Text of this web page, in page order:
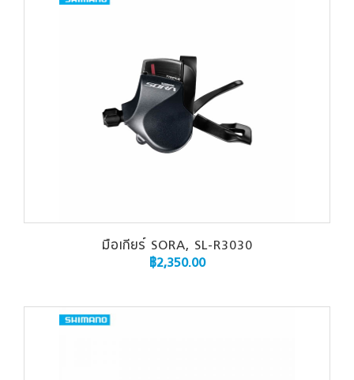
มือเกียร์ SORA, SL-R3030
฿2,350.00